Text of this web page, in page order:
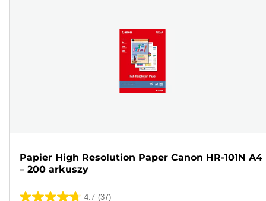
Papier High Resolution Paper Canon HR-101N A4
– 200 arkuszy
4.7 (37)